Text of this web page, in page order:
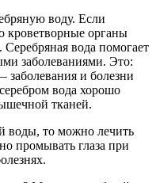
воду. Если
кроветворные органы
вода помогает
заболеваниями. Это:
заболевания и болезни
вода хорошо
тканей.
воды, то можно лечить
промывать глаза при